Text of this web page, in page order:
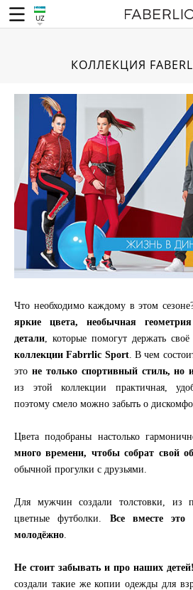
UZ
КОЛЛЕКЦИЯ
Что необходимо каждому в этом
яркие цвета, необычная
детали , которые помогут держать
коллекции Fabrrlic Sport. В чем
это не только спортивный стиль, но
из этой коллекции практичная,
поэтому смело можно забыть о
Цвета подобраны настолько
много времени, чтобы собрат свой
обычной прогулки с друзьями.
Для мужчин создали толстовки, из
цветные футболки. Все вместе это
молодёжно
Не стоит забывать и про наших детей!
создали такие же копии одежды для